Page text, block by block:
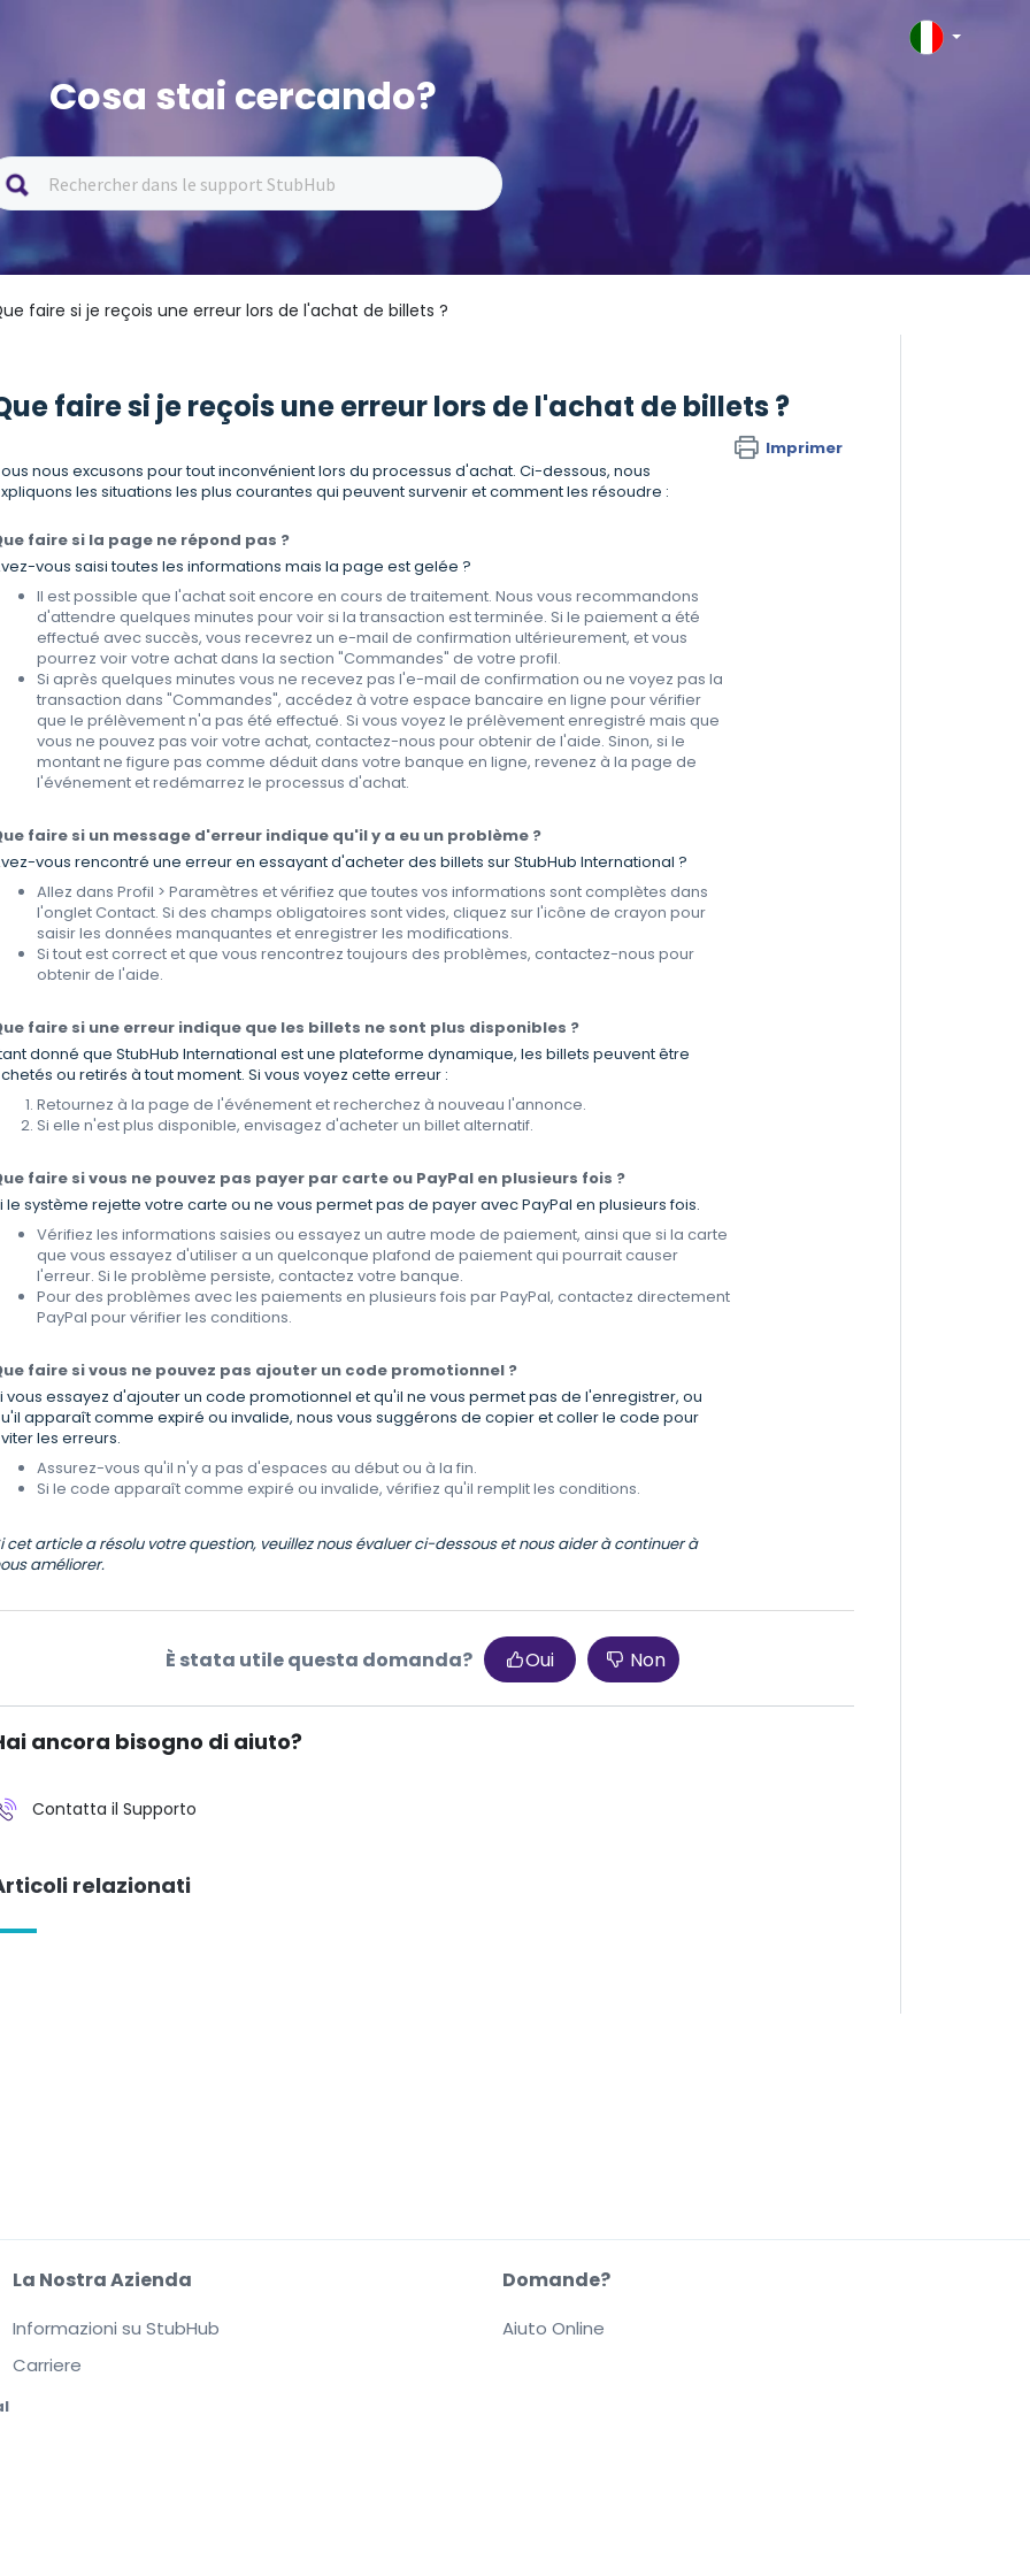
Cosa stai cercando?
faire si je reçois une erreur lors de l'achat de billets ?
faire si je reçois une erreur lors de l'achat de billets ?
Imprimer
nous excusons pour tout inconvénient lors du processus d'achat. Ci-dessous, nous
les situations les plus courantes qui peuvent survenir et comment les résoudre :
faire si la page ne répond pas ?
vous saisi toutes les informations mais la page est gelée ?
Il est possible que l'achat soit encore en cours de traitement. Nous vous recommandons
d'attendre quelques minutes pour voir si la transaction est terminée. Si le paiement a été
effectué avec succès, vous recevrez un e-mail de confirmation ultérieurement, et vous
pourrez voir votre achat dans la section "Commandes" de votre profil.
Si après quelques minutes vous ne recevez pas l'e-mail de confirmation ou ne voyez pas la
transaction dans "Commandes", accédez à votre espace bancaire en ligne pour vérifier
que le prélèvement n'a pas été effectué. Si vous voyez le prélèvement enregistré mais que
vous ne pouvez pas voir votre achat, contactez-nous pour obtenir de l'aide. Sinon, si le
montant ne figure pas comme déduit dans votre banque en ligne, revenez à la page de
l'événement et redémarrez le processus d'achat.
faire si un message d'erreur indique qu'il y a eu un problème ?
vous rencontré une erreur en essayant d'acheter des billets sur StubHub International ?
Allez dans Profil > Paramètres et vérifiez que toutes vos informations sont complètes dans
l'onglet Contact. Si des champs obligatoires sont vides, cliquez sur l'icône de crayon pour
saisir les données manquantes et enregistrer les modifications.
Si tout est correct et que vous rencontrez toujours des problèmes, contactez-nous pour
obtenir de l'aide.
faire si une erreur indique que les billets ne sont plus disponibles ?
donné que StubHub International est une plateforme dynamique, les billets peuvent être
ou retirés à tout moment. Si vous voyez cette erreur :
Retournez à la page de l'événement et recherchez à nouveau l'annonce.
Si elle n'est plus disponible, envisagez d'acheter un billet alternatif.
faire si vous ne pouvez pas payer par carte ou PayPal en plusieurs fois ?
le système rejette votre carte ou ne vous permet pas de payer avec PayPal en plusieurs fois.
Vérifiez les informations saisies ou essayez un autre mode de paiement, ainsi que si la carte
que vous essayez d'utiliser a un quelconque plafond de paiement qui pourrait causer
l'erreur. Si le problème persiste, contactez votre banque.
Pour des problèmes avec les paiements en plusieurs fois par PayPal, contactez directement
PayPal pour vérifier les conditions.
faire si vous ne pouvez pas ajouter un code promotionnel ?
vous essayez d'ajouter un code promotionnel et qu'il ne vous permet pas de l'enregistrer, ou
apparaît comme expiré ou invalide, nous vous suggérons de copier et coller le code pour
les erreurs.
Assurez-vous qu'il n'y a pas d'espaces au début ou à la fin.
Si le code apparaît comme expiré ou invalide, vérifiez qu'il remplit les conditions.
cet article a résolu votre question, veuillez nous évaluer ci-dessous et nous aider à continuer à
améliorer.
È stata utile questa domanda? Oui Non
ancora bisogno di aiuto?
Contatta il Supporto
relazionati
La Nostra Azienda
Informazioni su StubHub
Carriere
Domande?
Aiuto Online